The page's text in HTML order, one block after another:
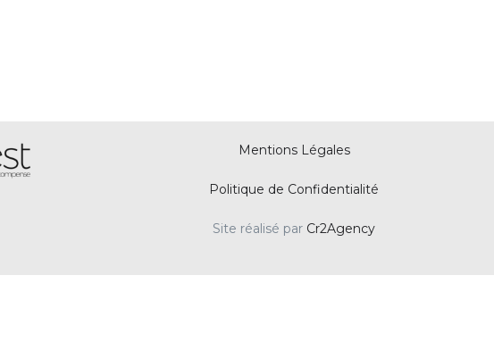
Mentions Légales
Politique de Confidentialité
Site réalisé par Cr2Agency